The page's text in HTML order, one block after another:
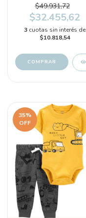
(1N608010)
$49.931,72
$32.455,62
3 cuotas sin interés de
$10.818,54
COMPRAR
35%
OFF